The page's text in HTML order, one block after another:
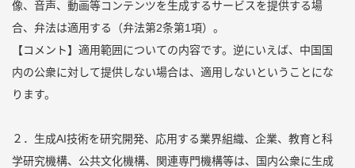
像、音声、動画等コンテンツを生成するサービスを提供する場
合、弁法は適用する（弁法第2条第1項）。
【コメント】適用範囲についての内容です。逆にいえば、中国国
内の公衆に対して提供しない場合は、適用しないということにな
ります。
２．生成AI技術を研究開発、応用する業界組織、企業、教育と科
学研究機構、公共文化機構、関連専門機構等は、国内公衆に生成